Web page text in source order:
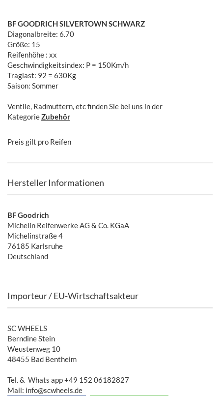
BF GOODRICH SILVERTOWN SCHWARZ
Diagonalbreite: 6.70
​Größe: 15
Reifenhöhe : xx
Geschwindigkeitsindex: P = 150Km/h
Traglast: 92 = 630Kg
Saison: Sommer
Ventile, Radmuttern, etc finden Sie bei uns in der
KategorieZubehör
Preis gilt pro Reifen
Hersteller Informationen
BF Goodrich
Michelin Reifenwerke AG & Co. KGaA
Michelinstraße 4
76185 Karlsruhe
Deutschland
Importeur / EU-Wirtschaftsakteur
SC WHEELS
Berndine Stein
Weustenweg 10
48455 Bad Bentheim
Tel. & Whats app +49 152 06182827
Mail: info@scwheels.de